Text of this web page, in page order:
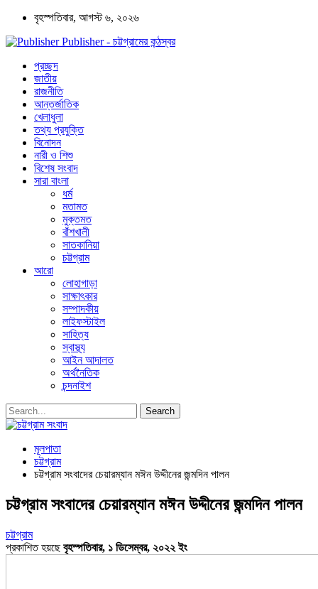
বৃহস্পতিবার, আগস্ট ৬, ২০২৬
Publisher - চট্টগ্রামের কন্ঠস্বর
প্রচ্ছদ
জাতীয়
রাজনীতি
আন্তর্জাতিক
খেলাধুলা
তথ্য প্রযুক্তি
বিনোদন
নারী ও শিশু
বিশেষ সংবাদ
সারা বাংলা
ধর্ম
মতামত
মুক্তমত
বাঁশখালী
সাতকানিয়া
চট্টগ্রাম
আরো
লোহাগাড়া
সাক্ষাৎকার
সম্পাদকীয়
লাইফস্টাইল
সাহিত্য
স্বাস্থ্য
আইন আদালত
অর্থনৈতিক
চন্দনাইশ
মূলপাতা
চট্টগ্রাম
চট্টগ্রাম সংবাদের চেয়ারম্যান মঈন উদ্দীনের জন্মদিন পালন
চট্টগ্রাম সংবাদের চেয়ারম্যান মঈন উদ্দীনের জন্মদিন পালন
চট্টগ্রাম
প্রকাশিত হয়ছেবৃহস্পতিবার, ১ ডিসেম্বর, ২০২২ ইং